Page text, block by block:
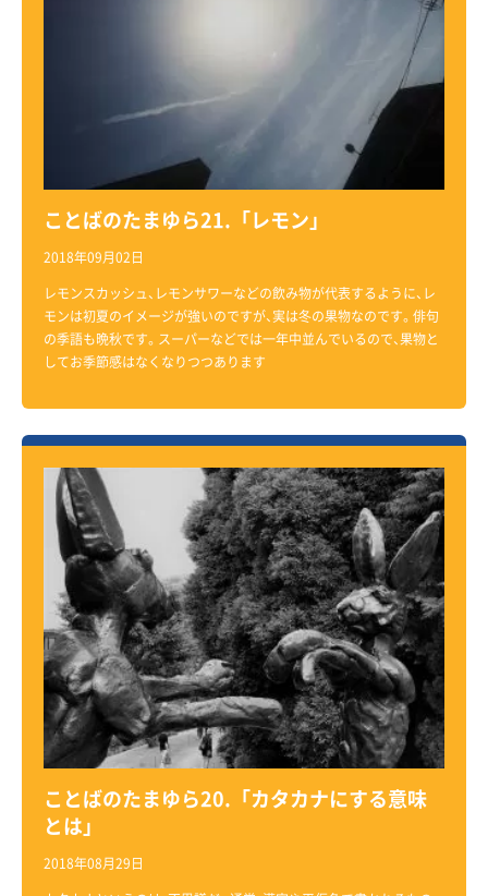
ことばのたまゆら21.「レモン」
2018年09月02日
レモンスカッシュ、レモンサワーなどの飲み物が代表するように、レ
モンは初夏のイメージが強いのですが、実は冬の果物なのです。俳句
の季語も晩秋です。スーパーなどでは一年中並んでいるので、果物と
してお季節感はなくなりつつあります
ことばのたまゆら20.「カタカナにする意味
とは」
2018年08月29日